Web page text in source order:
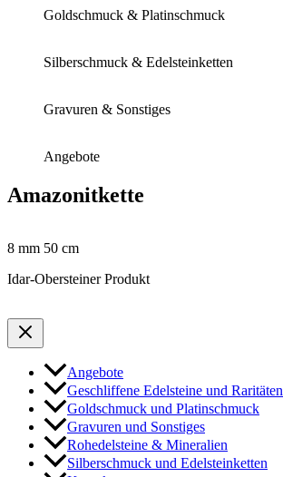
Goldschmuck & Platinschmuck
Silberschmuck & Edelsteinketten
Gravuren & Sonstiges
Angebote
Amazonitkette
8 mm 50 cm
Idar-Obersteiner Produkt
Angebote
Geschliffene Edelsteine und Raritäten
Goldschmuck und Platinschmuck
Gravuren und Sonstiges
Rohedelsteine & Mineralien
Silberschmuck und Edelsteinketten